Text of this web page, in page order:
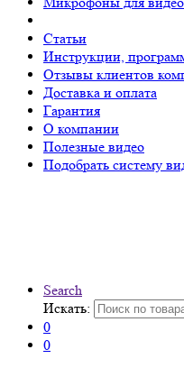
Статьи
Инструкции,
Отзывы клиентов
Доставка и оплата
Гарантия
О компании
Полезные видео
Подобрать систему
Search
Искать:
0
0